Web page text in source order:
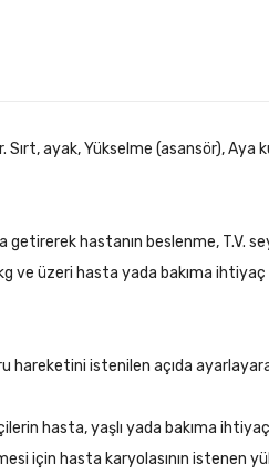
Sırt, ayak, Yükselme (asansör),
hastanın beslenme, T.V.
ve üzeri hasta yada bakıma
hareketini istenilen açıda
hasta, yaşlı yada bakıma
hasta karyolasının istenen